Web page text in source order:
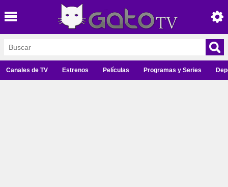
Canales de TV Estrenos Películas Programas y Series